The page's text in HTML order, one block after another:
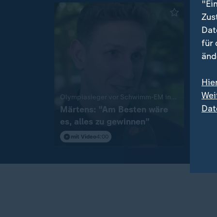
Olympiasieger vor Schwimm-EM in Paris
Märtens: "Am Besten wäre
es, alles zu gewinnen"
mit Video4:00
für